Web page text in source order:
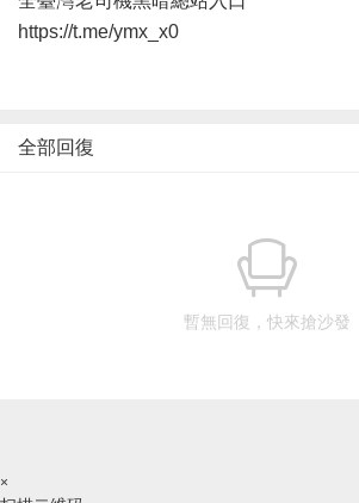
https://t.me/ymx_x0
全部回復
暫無回復，快來搶沙發
×